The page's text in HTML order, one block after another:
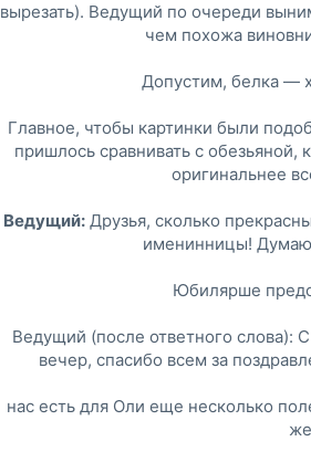
вырезать). Ведущий по очереди
чем похожа
Допустим, белка —
Главное, чтобы картинки были
пришлось сравнивать с
оригинальнее
Ведущий: Друзья, сколько
именинницы! Думаю,
Юбилярше
Ведущий (после ответного слова):
вечер, спасибо всем за
нас есть для Оли еще несколько